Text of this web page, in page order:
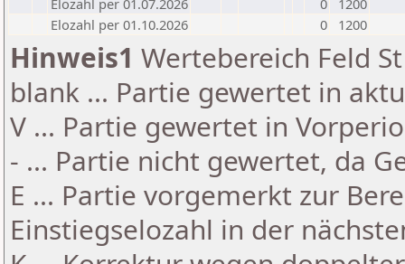
Elozahl per 01.07.2026
0
1200
Elozahl per 01.10.2026
0 1200
Hinweis1 Wertebereich Feld
blank ... Partie gewertet in
V ... Partie gewertet in
- ... Partie nicht gewertet, da
E ... Partie vorgemerkt zur
Einstiegselozahl in der